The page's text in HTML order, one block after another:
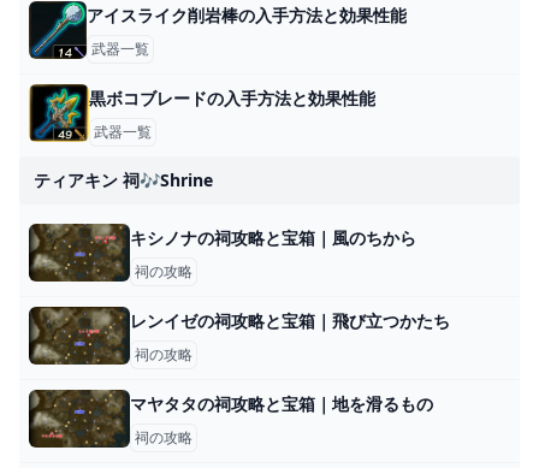
アイスライク削岩棒の入手方法と効果性能
武器一覧
黒ボコブレードの入手方法と効果性能
武器一覧
ティアキン 祠🎶shrine
キシノナの祠攻略と宝箱｜風のちから
祠の攻略
レンイゼの祠攻略と宝箱｜飛び立つかたち
祠の攻略
マヤタタの祠攻略と宝箱｜地を滑るもの
祠の攻略